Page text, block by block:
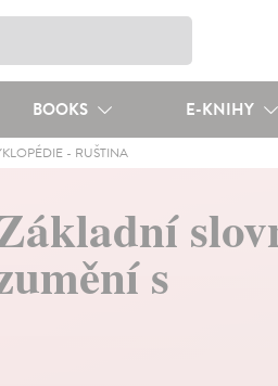
BOOKS E-KNIHY
- RUŠTINA
s